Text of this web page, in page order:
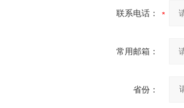
联系电话：
常用邮箱：
省份：